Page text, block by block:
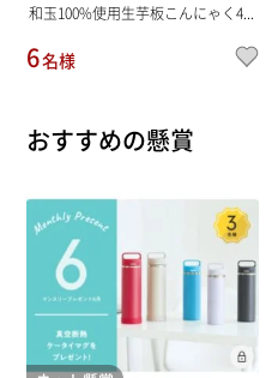
和玉100%使用生芋板こんにゃく4...
6名様
おすすめの懸賞